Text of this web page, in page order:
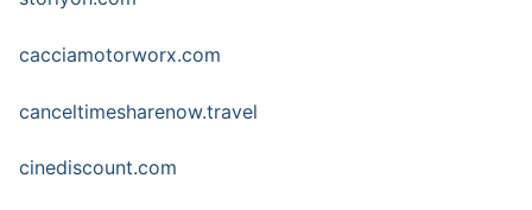
cacciamotorworx.com
canceltimesharenow.travel
cinediscount.com